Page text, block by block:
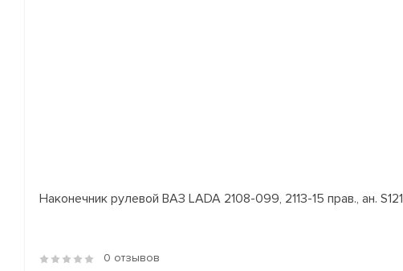
Наконечник рулевой ВАЗ LADA 2108-099, 2113-15 прав., ан. S121
0 отзывов